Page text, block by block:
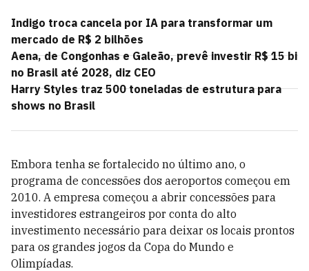
Indigo troca cancela por IA para transformar um
mercado de R$ 2 bilhões
Aena, de Congonhas e Galeão, prevê investir R$ 15 bi
no Brasil até 2028, diz CEO
Harry Styles traz 500 toneladas de estrutura para
shows no Brasil
Embora tenha se fortalecido no último ano, o
programa de concessões dos aeroportos começou em
2010. A empresa começou a abrir concessões para
investidores estrangeiros por conta do alto
investimento necessário para deixar os locais prontos
para os grandes jogos da Copa do Mundo e
Olimpíadas.